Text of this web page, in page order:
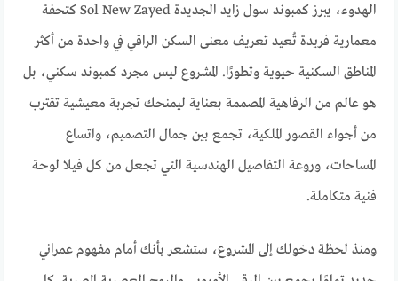
الهدوء، يبرز كمبوند سول زايد الجديدة Sol New Zayed كتحفة
معمارية فريدة تُعيد تعريف معنى السكن الراقي في واحدة من أكثر
المناطق السكنية حيوية وتطورًا. المشروع ليس مجرد كمبوند سكني، بل
هو عالم من الرفاهية المصممة بعناية ليمنحك تجربة معيشية تقترب
من أجواء القصور الملكية، تجمع بين جمال التصميم، واتساع
المساحات، وروعة التفاصيل الهندسية التي تجعل من كل فيلا لوحة
فنية متكاملة.
ومنذ لحظة دخولك إلى المشروع، ستشعر بأنك أمام مفهوم عمراني